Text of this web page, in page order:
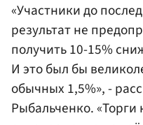
«Участники до
результат не
получить 10-15%
И это был бы
обычных 1,5%», -
Рыбальченко. «Торги